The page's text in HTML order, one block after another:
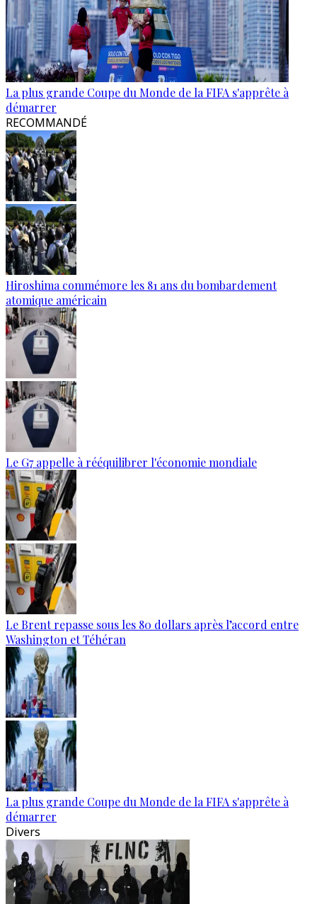
La plus grande Coupe du Monde de la FIFA s'apprête à
démarrer
RECOMMANDÉ
Hiroshima commémore les 81 ans du bombardement
atomique américain
Le G7 appelle à rééquilibrer l'économie mondiale
Le Brent repasse sous les 80 dollars après l’accord entre
Washington et Téhéran
La plus grande Coupe du Monde de la FIFA s'apprête à
démarrer
Divers